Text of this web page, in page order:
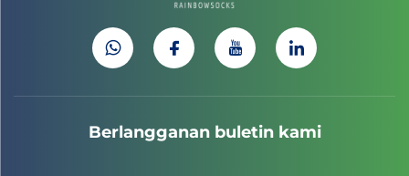
Berlangganan buletin kami